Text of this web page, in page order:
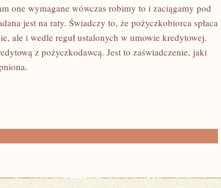
one wymagane wówczas robimy to i zaciągamy pod
jest na raty. Świadczy to, że pożyczkobiorca spłaca
ale i wedle reguł ustalonych w umowie kredytowej.
z pożyczkodawcą. Jest to zaświadczenie, jaki